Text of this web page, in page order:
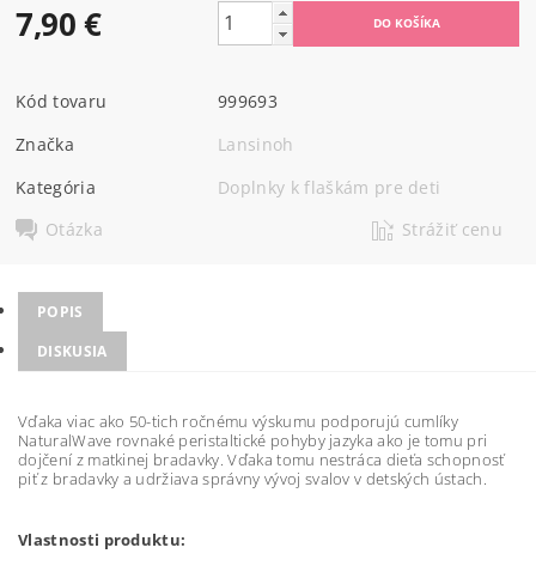
7,90 €
Kód tovaru
999693
Značka
Lansinoh
Kategória
Doplnky k flaškám pre deti
Otázka
Strážiť cenu
POPIS
DISKUSIA
Vďaka viac ako 50-tich ročnému výskumu podporujú cumlíky
NaturalWave rovnaké peristaltické pohyby jazyka ako je tomu pri
dojčení z matkinej bradavky. Vďaka tomu nestráca dieťa schopnosť
piťz bradavky a udržiava správny vývoj svalov v detských ústach.
Vlastnosti produktu: